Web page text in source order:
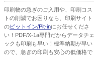
印刷物の急ぎのご入用や、印刷コス
トの削減でお困りなら、印刷サイト
のピットイン/Pit-inにお任せくださ
い！PDF/X-1a専門だからデータチェ
ックも印刷も早い！標準納期が早い
ので、急ぎの印刷も安心の低価格で